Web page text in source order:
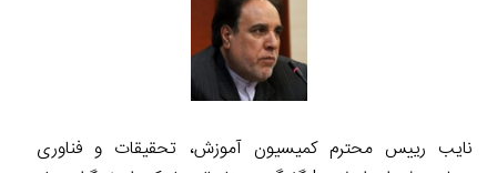
نایب رییس محترم کمیسیون آموزش، تحقیقات و فناوری